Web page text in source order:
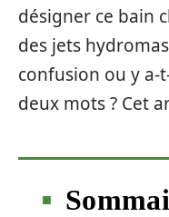
désigner ce bain
des jets
confusion ou y a-
deux mots ? Cet